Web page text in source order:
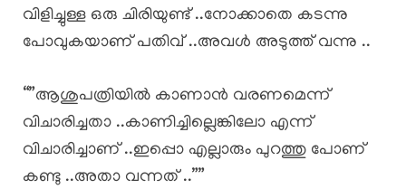
വിളിച്ചുള്ള ഒരു ചിരിയുണ്ട് ..നോക്കാതെ കടന്നു
പോവുകയാണ് പതിവ് ..അവൾ അടുത്ത് വന്നു ..
“”ആശുപത്രിയിൽ കാണാൻ വരണമെന്ന്
വിചാരിച്ചതാ ..കാണിച്ചില്ലെങ്കിലോ എന്ന്
വിചാരിച്ചാണ് ..ഇപ്പൊ എല്ലാരും പുറത്തു പോണ്
കണ്ടു ..അതാ വന്നത് ..””